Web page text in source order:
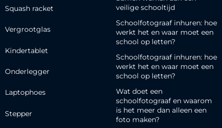
Squash racket
Vergrootglas
Kindertablet
Onderlegger
Laptophoes
Stepper
veilige schooltijd
Schoolfotograaf inhuren: hoe
werkt het en waar moet een
school op letten?
Schoolfotograaf inhuren: hoe
werkt het en waar moet een
school op letten?
Wat doet een
schoolfotograaf en waarom
is het meer dan alleen een
foto maken?